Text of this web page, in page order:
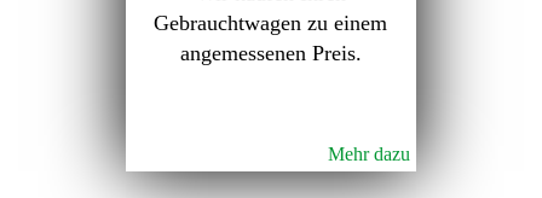
Gebrauchtwagen zu einem
angemessenen Preis.
Mehr dazu